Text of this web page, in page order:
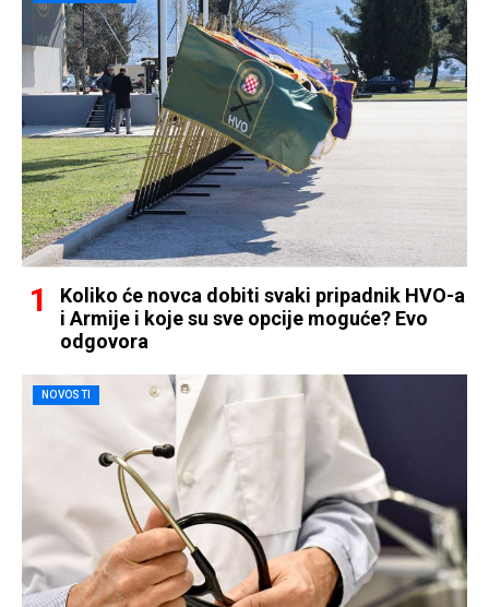
Koliko će novca dobiti svaki pripadnik HVO-a
i Armije i koje su sve opcije moguće? Evo
odgovora
NOVOSTI